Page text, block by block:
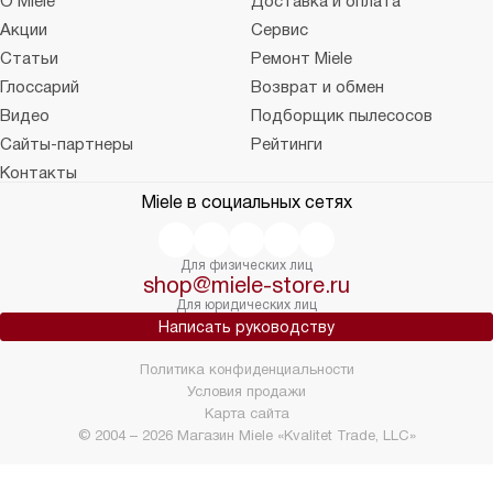
Акции
Сервис
Статьи
Ремонт Miele
Глоссарий
Возврат и обмен
Видео
Подборщик пылесосов
Сайты-партнеры
Рейтинги
Контакты
Miele в социальных сетях
Для физических лиц
shop@miele-store.ru
Для юридических лиц
Написать руководству
© 2004 – 2026 Магазин Miele «Kvalitet Trade, LLC»
Политика конфиденциальности
Условия продажи
Карта сайта